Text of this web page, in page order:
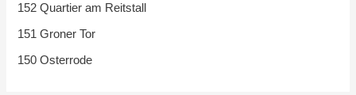
152 Quartier am Reitstall
151 Groner Tor
150 Osterrode